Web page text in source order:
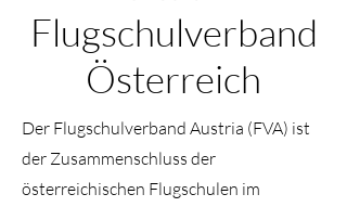
Flugschulverband
Österreich
Der Flugschulverband Austria (FVA) ist
der Zusammenschluss der
österreichischen Flugschulen im